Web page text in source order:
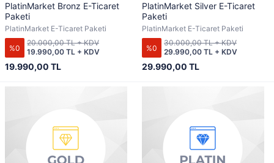
PlatinMarket Bronz E-Ticaret
Paketi
PlatinMarket E-Ticaret Paketi
%0
19.990,00 TL
19.990,00 TL + KDV
20.000,00 TL + KDV
PlatinMarket Silver E-Ticaret
Paketi
PlatinMarket E-Ticaret Paketi
%0
29.990,00 TL
29.990,00 TL + KDV
30.000,00 TL + KDV